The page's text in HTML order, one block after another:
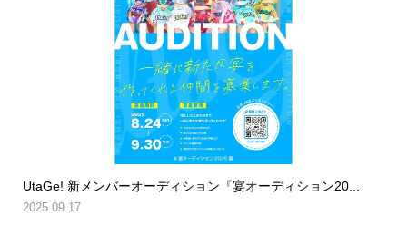
UtaGe! 新メンバーオーディション『宴オーディション20...
2025.09.17